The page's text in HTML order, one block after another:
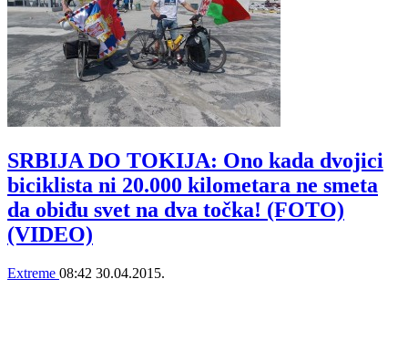
SRBIJA DO TOKIJA: Ono kada dvojici
biciklista ni 20.000 kilometara ne smeta
da obiđu svet na dva točka! (FOTO)
(VIDEO)
Extreme 08:42 30.04.2015.